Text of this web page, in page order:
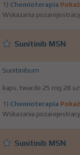
1) Chemioterapia
Wskazania
Sunitinib MSN
Sunitinibum
kaps. twarde 25 mg 28
1) Chemioterapia
Wskazania
Sunitinib MSN